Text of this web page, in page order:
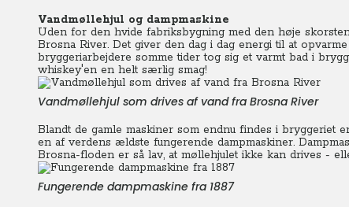
Vandmøllehjul og dampmaskine
Uden for den hvide fabriksbygning med den høje
Brosna River. Det giver den dag i dag energi til at
bryggeriarbejdere somme tider tog sig et varmt bad i
whiskey'en en helt særlig smag!
Vandmøllehjul som drives af vand fra Brosna River
Blandt de gamle maskiner som endnu findes i bryggeriet
en af verdens ældste fungerende dampmaskiner.
Brosna-floden er så lav, at møllehjulet ikke kan drives -
Fungerende dampmaskine fra 1887